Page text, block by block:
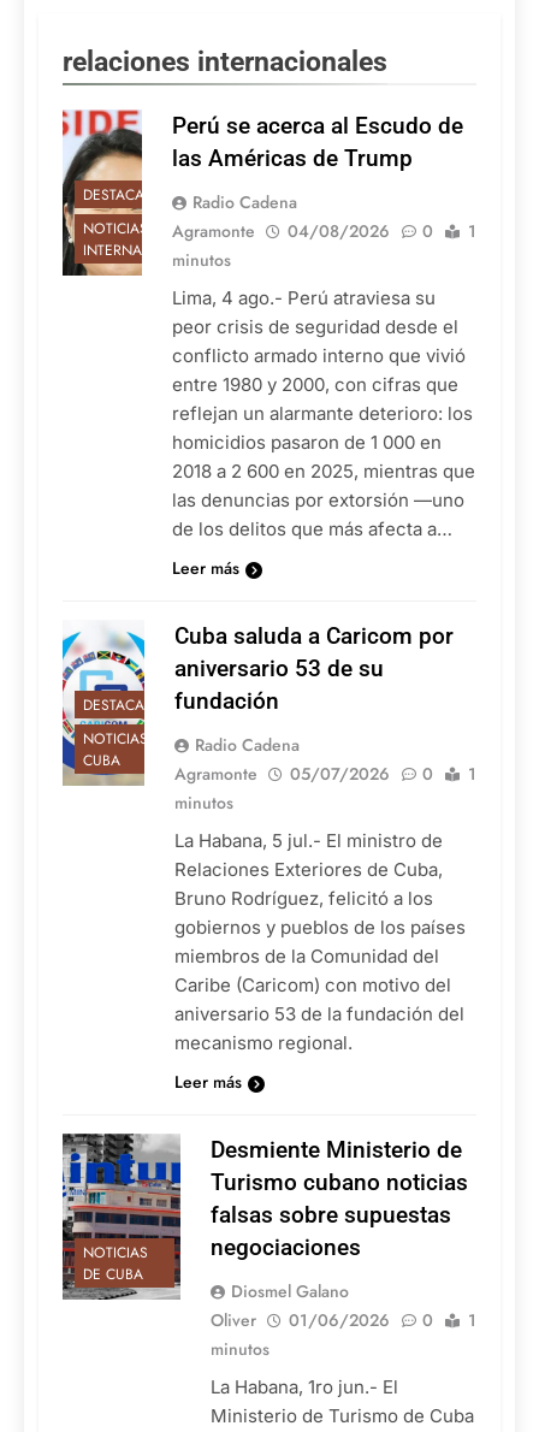
relaciones internacionales
DESTACADAS
NOTICIAS
INTERNACIONALES
Perú se acerca al Escudo de
las Américas de Trump
Radio Cadena
Agramonte
04/08/2026 0
1
minutos
Lima, 4 ago.- Perú atraviesa su
peor crisis de seguridad desde el
conflicto armado interno que vivió
entre 1980 y 2000, con cifras que
reflejan un alarmante deterioro: los
homicidios pasaron de 1 000 en
2018 a 2 600 en 2025, mientras que
las denuncias por extorsión —uno
de los delitos que más afecta a…
Leer más
DESTACADAS
NOTICIAS DE
CUBA
Cuba saluda a Caricom por
aniversario 53 de su
fundación
Radio Cadena
Agramonte
05/07/2026 0
1
minutos
La Habana, 5 jul.- El ministro de
Relaciones Exteriores de Cuba,
Bruno Rodríguez, felicitó a los
gobiernos y pueblos de los países
miembros de la Comunidad del
Caribe (Caricom) con motivo del
aniversario 53 de la fundación del
mecanismo regional.
Leer más
NOTICIAS
DE CUBA
Desmiente Ministerio de
Turismo cubano noticias
falsas sobre supuestas
negociaciones
Diosmel Galano
Oliver
01/06/2026 0
1
minutos
La Habana, 1ro jun.- El
Ministerio de Turismo de Cuba